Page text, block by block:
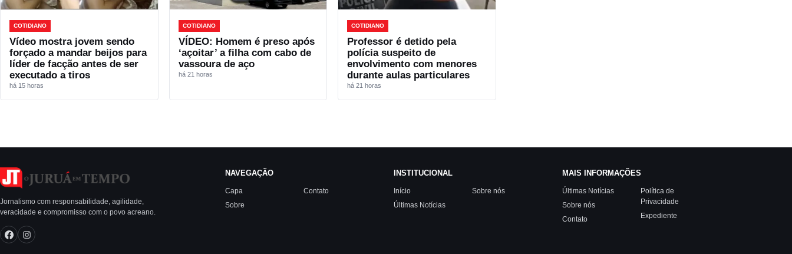
COTIDIANO
Vídeo mostra jovem sendo
forçado a mandar beijos para
líder de facção antes de ser
executado a tiros
há 15 horas
COTIDIANO
VÍDEO: Homem é preso após
‘açoitar’ a filha com cabo de
vassoura de aço
há 21 horas
COTIDIANO
Professor é detido pela
polícia suspeito de
envolvimento com menores
durante aulas particulares
há 21 horas
Jornalismo com responsabilidade, agilidade,
veracidade e compromisso com o povo acreano.
NAVEGAÇÃO
Capa
Sobre
Contato
INSTITUCIONAL
Início
Últimas Notícias
Sobre nós
MAIS INFORMAÇÕES
Últimas Notícias
Sobre nós
Contato
Política de
Privacidade
Expediente